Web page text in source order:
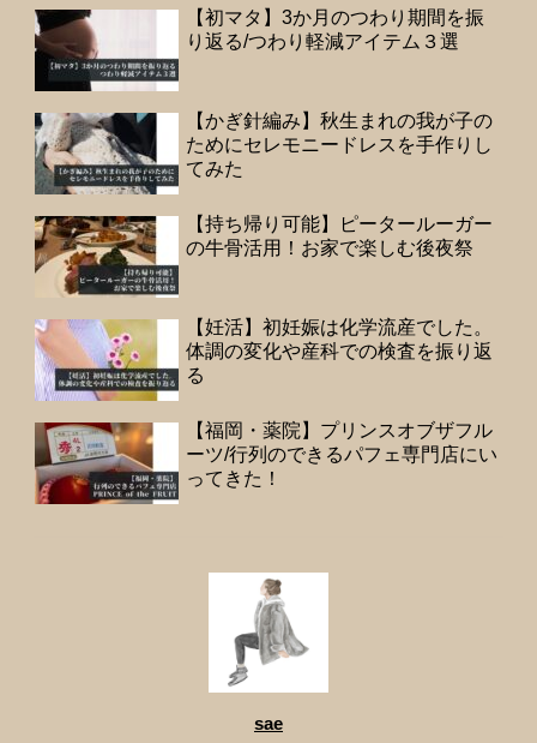
【初マタ】3か月のつわり期間を振
り返る/つわり軽減アイテム３選
【かぎ針編み】秋生まれの我が子の
ためにセレモニードレスを手作りし
てみた
【持ち帰り可能】ピータールーガー
の牛骨活用！お家で楽しむ後夜祭
【妊活】初妊娠は化学流産でした。
体調の変化や産科での検査を振り返
る
【福岡・薬院】プリンスオブザフル
ーツ/行列のできるパフェ専門店にい
ってきた！
sae